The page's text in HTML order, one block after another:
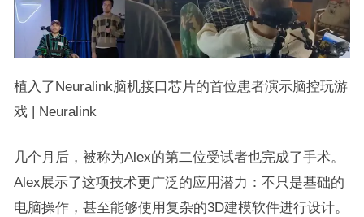
植入了Neuralink脑机接口芯片的首位患者演示脑控玩游
戏 | Neuralink
几个月后，被称为Alex的第二位受试者也完成了手术。
Alex展示了这项技术更广泛的应用潜力：不只是基础的
电脑操作，甚至能够使用复杂的3D建模软件进行设计。